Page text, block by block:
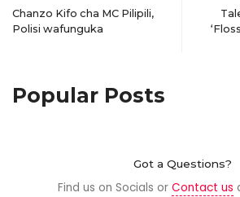
Chanzo Kifo cha MC Pilipili,
Polisi wafunguka
Popular Posts
Got a Questions?
Find us on Socials or Contact us